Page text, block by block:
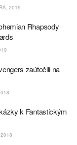
2019
Rhapsody
zaútočili na
k Fantastickým